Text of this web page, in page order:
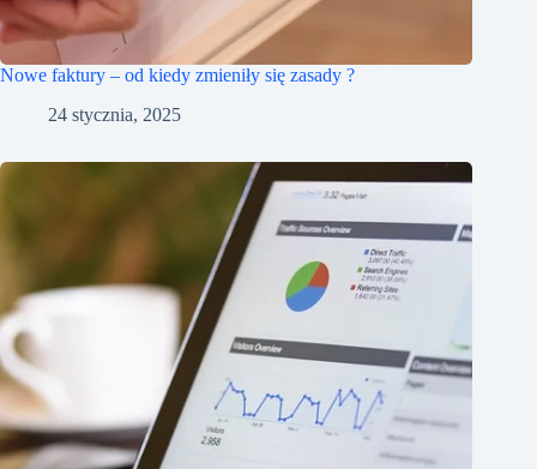
Nowe faktury – od kiedy zmieniły się zasady ?
24 stycznia, 2025